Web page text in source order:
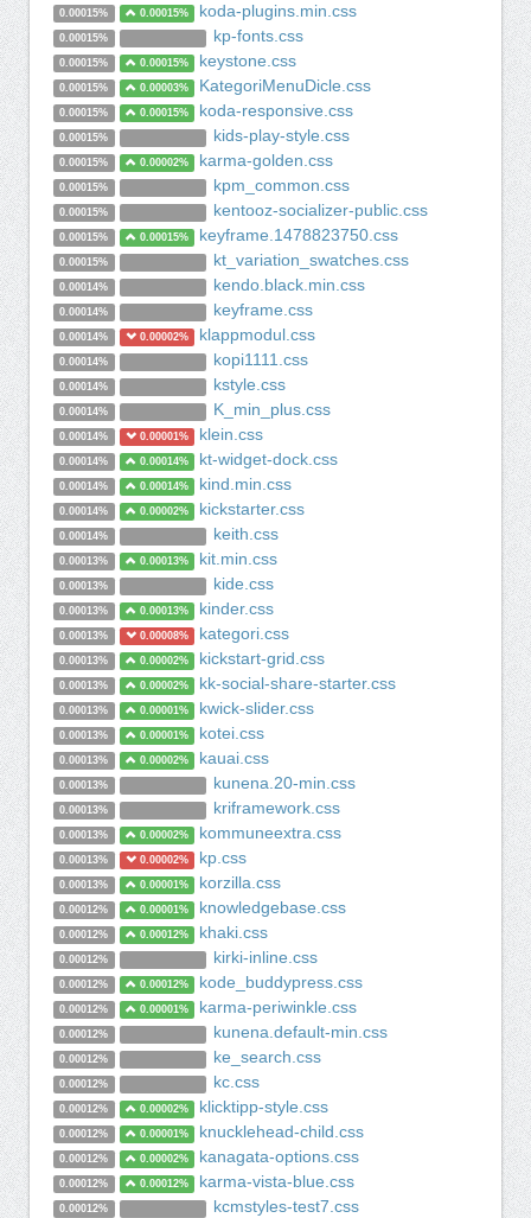
0.00015% 0.00015% koda-plugins.min.css
0.00015% kp-fonts.css
0.00015% 0.00015% keystone.css
0.00015% 0.00003% KategoriMenuDicle.css
0.00015% 0.00015% koda-responsive.css
0.00015% kids-play-style.css
0.00015% 0.00002% karma-golden.css
0.00015% kpm_common.css
0.00015% kentooz-socializer-public.css
0.00015% 0.00015% keyframe.1478823750.css
0.00015% kt_variation_swatches.css
0.00014% kendo.black.min.css
0.00014% keyframe.css
0.00014% 0.00002% klappmodul.css
0.00014% kopi1111.css
0.00014% kstyle.css
0.00014% K_min_plus.css
0.00014% 0.00001% klein.css
0.00014% 0.00014% kt-widget-dock.css
0.00014% 0.00014% kind.min.css
0.00014% 0.00002% kickstarter.css
0.00014% keith.css
0.00013% 0.00013% kit.min.css
0.00013% kide.css
0.00013% 0.00013% kinder.css
0.00013% 0.00008% kategori.css
0.00013% 0.00002% kickstart-grid.css
0.00013% 0.00002% kk-social-share-starter.css
0.00013% 0.00001% kwick-slider.css
0.00013% 0.00001% kotei.css
0.00013% 0.00002% kauai.css
0.00013% kunena.20-min.css
0.00013% kriframework.css
0.00013% 0.00002% kommuneextra.css
0.00013% 0.00002% kp.css
0.00013% 0.00001% korzilla.css
0.00012% 0.00001% knowledgebase.css
0.00012% 0.00012% khaki.css
0.00012% kirki-inline.css
0.00012% 0.00012% kode_buddypress.css
0.00012% 0.00001% karma-periwinkle.css
0.00012% kunena.default-min.css
0.00012% ke_search.css
0.00012% kc.css
0.00012% 0.00002% klicktipp-style.css
0.00012% 0.00001% knucklehead-child.css
0.00012% 0.00002% kanagata-options.css
0.00012% 0.00012% karma-vista-blue.css
0.00012% kcmstyles-test7.css